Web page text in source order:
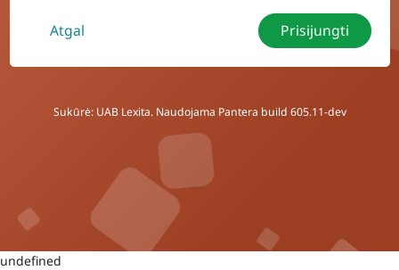
Atgal Prisijungti
Sukūrė: UAB Lexita. Naudojama Pantera build 605.11-dev
undefined